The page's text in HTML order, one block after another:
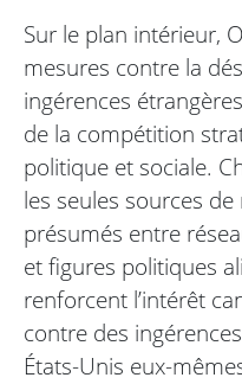
Sur le plan intérieur,
mesures contre la
ingérences
de la compétition
politique et sociale.
les seules sources
présumés entre
et figures politiques
renforcent l’intérêt
contre des
États-Unis eux-